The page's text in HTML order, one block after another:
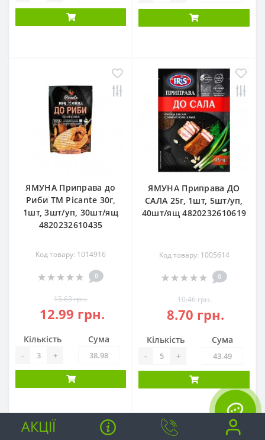
ЯМУНА Приправа до
Риби ТМ Picante 30г,
1шт, 3шт/уп, 30шт/ящ
4820232610435
Код товару: 1014916
0
15.63 грн.
12.99 грн.
Кількість
- +
Сума
ЯМУНА Приправа ДО
САЛА 25г, 1шт, 5шт/уп,
40шт/ящ 4820232610619
Код товару: 1005614
0
10.46 грн.
8.70 грн.
Кількість
- +
Сума
АКЦІЇ